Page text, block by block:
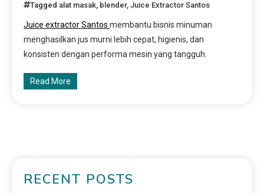
Tagged alat masak, blender,Juice Extractor Santos
Juice extractor Santosmembantu bisnis minuman
menghasilkan jus murni lebih cepat, higienis, dan
konsisten dengan performa mesin yang tangguh.
Read More
RECENT POSTS